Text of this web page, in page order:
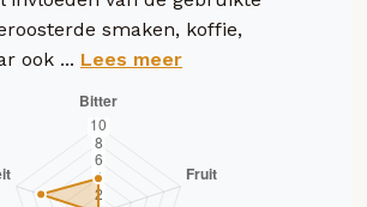
smaken, koffie,
ook ... Lees meer